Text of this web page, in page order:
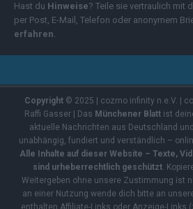
Hast du Hinweise? Teile sie vertraulich mit
per Post, E-Mail, Telefon oder anonymem
erfahren.
Copyright© 2025 | cozmo infinity n.e.V. |
Raffi Gasser | Das Münchener Blattist
aktuelle Nachrichten aus Deutschland
unabhängig, fundiert und verständlich –
Alle Inhalte auf dieser Website – Texte,
sind urheberrechtlich geschützt.
Weitergeben ohne unsere Zustimmung ist
an einer Nutzung wende dich bitte an